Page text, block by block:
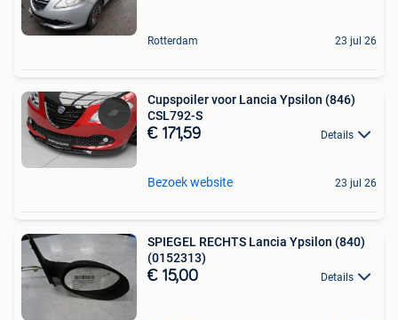
Rotterdam 23 jul 26
Cupspoiler voor Lancia Ypsilon (846)
CSL792-S
€ 171,59 Details
Bezoek website 23 jul 26
SPIEGEL RECHTS Lancia Ypsilon (840)
(0152313)
€ 15,00 Details